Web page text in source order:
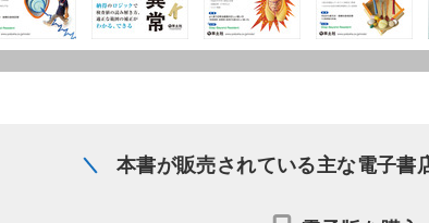
本書が販売されている主な電子書